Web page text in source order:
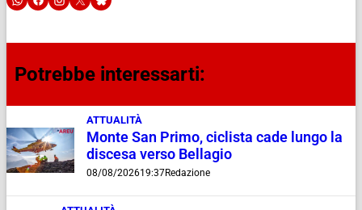
Potrebbe interessarti:
ATTUALITÀ
Monte San Primo, ciclista cade lungo la
discesa verso Bellagio
08/08/202619:37Redazione